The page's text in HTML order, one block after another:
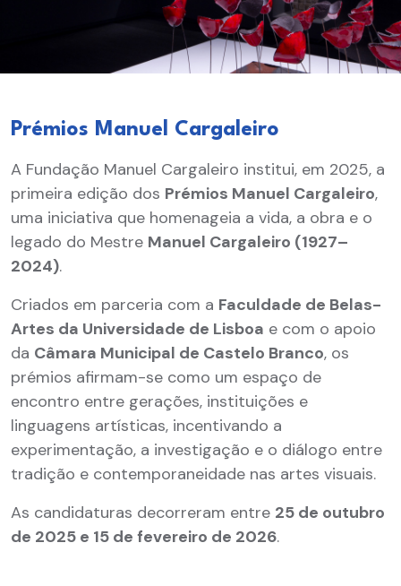
Prémios Manuel Cargaleiro
A Fundação Manuel Cargaleiro institui, em 2025, a
primeira edição dos Prémios Manuel Cargaleiro,
uma iniciativa que homenageia a vida, a obra e o
legado do Mestre Manuel Cargaleiro (1927–
2024).
Criados em parceria com a Faculdade de Belas-
Artes da Universidade de Lisboa e com o apoio
da Câmara Municipal de Castelo Branco, os
prémios afirmam-se como um espaço de
encontro entre gerações, instituições e
linguagens artísticas, incentivando a
experimentação, a investigação e o diálogo entre
tradição e contemporaneidade nas artes visuais.
As candidaturas decorreram entre 25 de outubro
de 2025 e 15 de fevereiro de 2026.